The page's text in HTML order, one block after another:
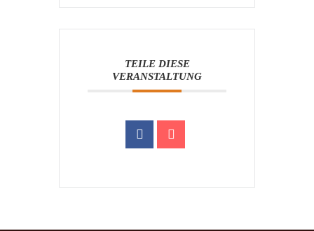
TEILE DIESE
VERANSTALTUNG